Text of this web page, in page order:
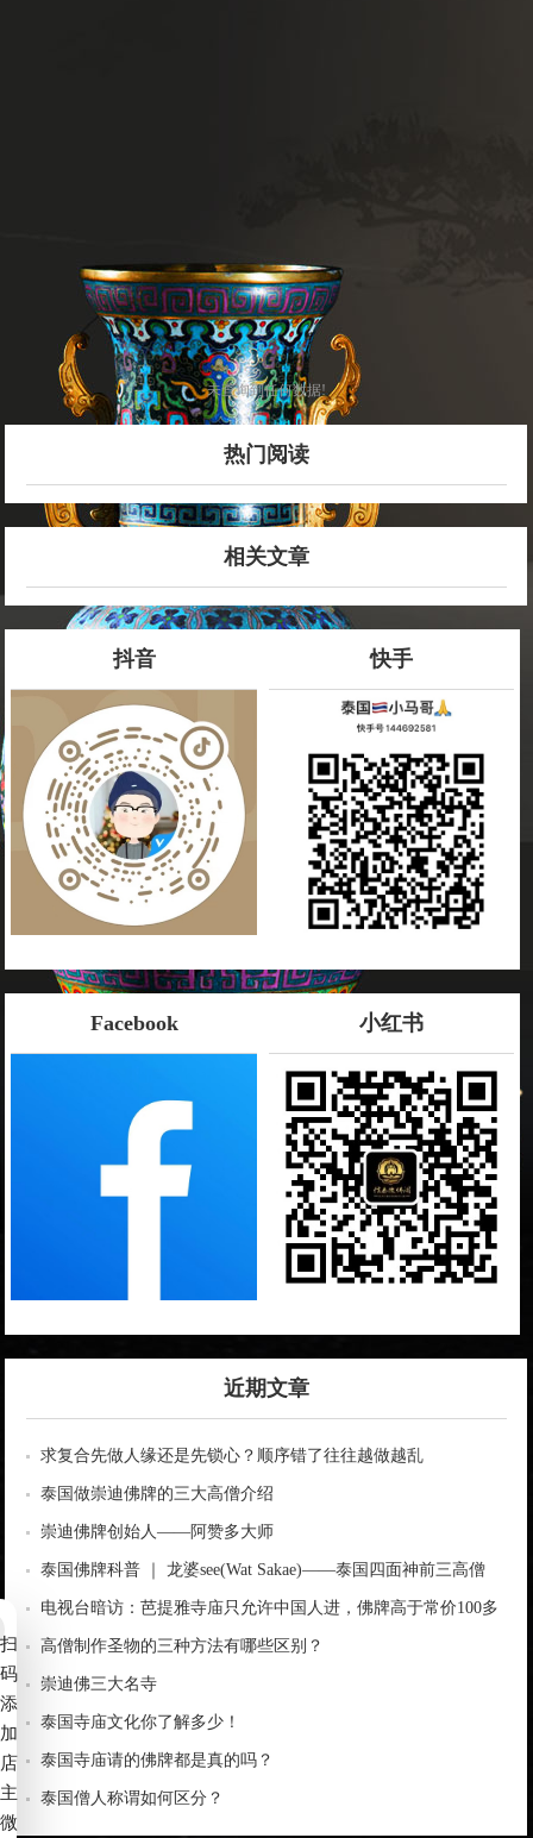
未查询到任何数据!
热门阅读
相关文章
抖音 快手
Facebook 小红书
近期文章
求复合先做人缘还是先锁心？顺序错了往往越做越乱
泰国做崇迪佛牌的三大高僧介绍
崇迪佛牌创始人——阿赞多大师
泰国佛牌科普 ｜ 龙婆see(Wat Sakae)——泰国四面神前三高僧
电视台暗访：芭提雅寺庙只允许中国人进，佛牌高于常价100多
倍！
高僧制作圣物的三种方法有哪些区别？
崇迪佛三大名寺
泰国寺庙文化你了解多少！
泰国寺庙请的佛牌都是真的吗？
泰国僧人称谓如何区分？
扫
码
添
加
店
主
微